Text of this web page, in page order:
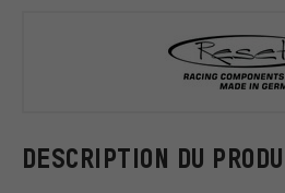
DESCRIPTION DU